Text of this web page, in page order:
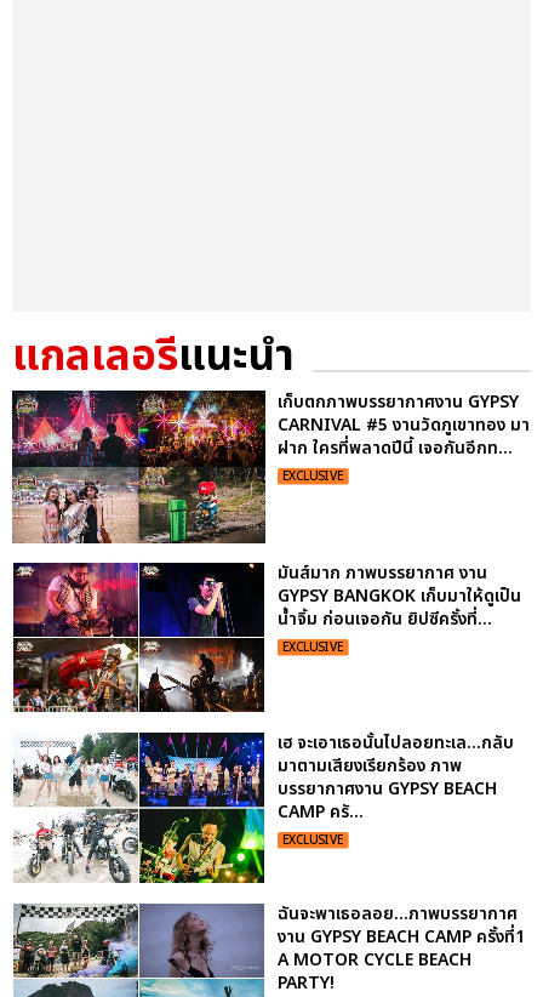
แกลเลอรีแนะนำ
เก็บตกภาพบรรยากาศงาน GYPSY
CARNIVAL #5 งานวัดภูเขาทอง มา
ฝาก ใครที่พลาดปีนี้ เจอกันอีกท...
EXCLUSIVE
มันส์มาก ภาพบรรยากาศ งาน
GYPSY BANGKOK เก็บมาให้ดูเป็น
น้ำจิ้ม ก่อนเจอกัน ยิปซีครั้งที่...
EXCLUSIVE
เฮ จะเอาเธอนั้นไปลอยทะเล...กลับ
มาตามเสียงเรียกร้อง ภาพ
บรรยากาศงาน GYPSY BEACH
CAMP ครั...
EXCLUSIVE
ฉันจะพาเธอลอย...ภาพบรรยากาศ
งาน GYPSY BEACH CAMP ครั้งที่1
A MOTOR CYCLE BEACH
PARTY!